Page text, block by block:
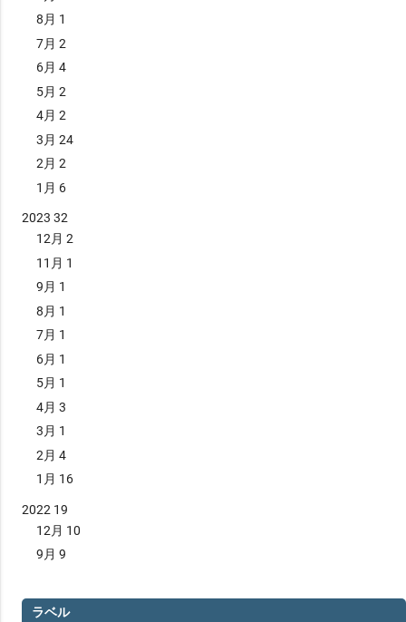
8月 1
7月2
6月4
5月2
4月2
3月24
2月2
1月 6
2023 32
12月2
11月 1
9月 1
8月 1
7月 1
6月 1
5月 1
4月3
3月 1
2月4
1月 16
2022 19
12月 10
9月9
ラベル